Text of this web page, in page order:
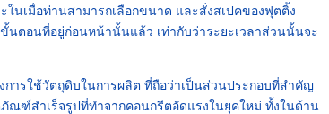
ในเมื่อท่านสามารถเลือกขนาด และสั่งสเปคของฟุตติ้ง
นตอนที่อยู่ก่อนหน้านั้นแล้ว เท่ากับว่าระยะเวลาส่วนนั้นจะ
การใช้วัตถุดิบในการผลิต ที่ถือว่าเป็นส่วนประกอบที่สำคัญ
ฑ์สำเร็จรูปที่ทำจากคอนกรีตอัดแรงในยุคใหม่ ทั้งในด้าน